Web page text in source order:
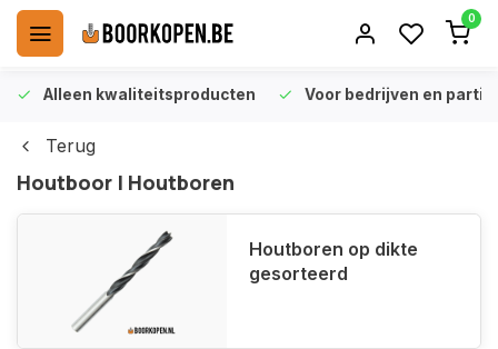
0
Alleen kwaliteitsproducten Voor bedrijven en
Terug
Houtboor | Houtboren
Houtboren op dikte
gesorteerd